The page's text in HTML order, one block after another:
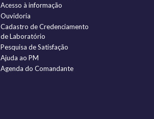
Acesso à informação
Ouvidoria
Cadastro de Credenciamento
de Laboratório
Pesquisa de Satisfação
Ajuda ao PM
Agenda do Comandante